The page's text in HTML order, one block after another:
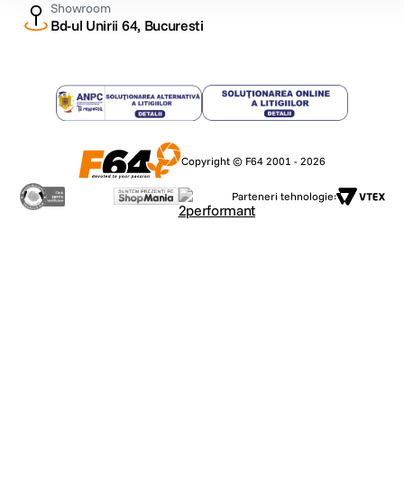
Showroom
Bd-ul Unirii 64, Bucuresti
Copyright © F64 2001 - 2026
Parteneri tehnologie: